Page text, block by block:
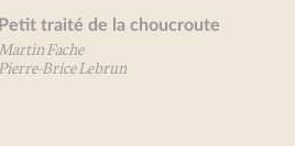
choucroute